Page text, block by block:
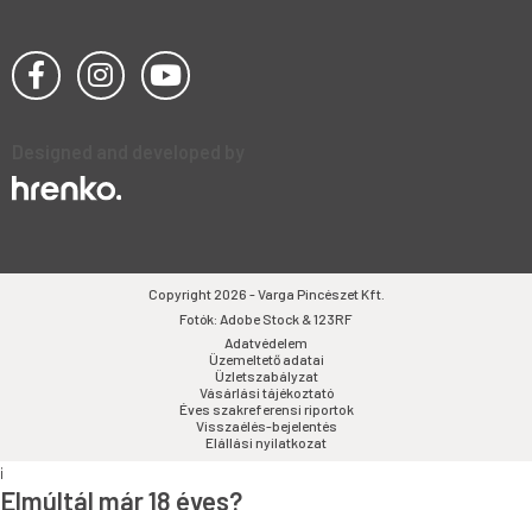
Copyright 2026 - Varga Pincészet Kft.
Fotók: Adobe Stock & 123RF
Adatvédelem
Üzemeltető adatai
Üzletszabályzat
Vásárlási tájékoztató
Éves szakreferensi riportok
Visszaélés-bejelentés
Elállási nyilatkozat
i
Elmúltál már 18 éves?